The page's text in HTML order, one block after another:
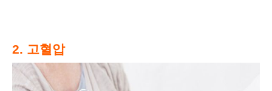
2. 고혈압